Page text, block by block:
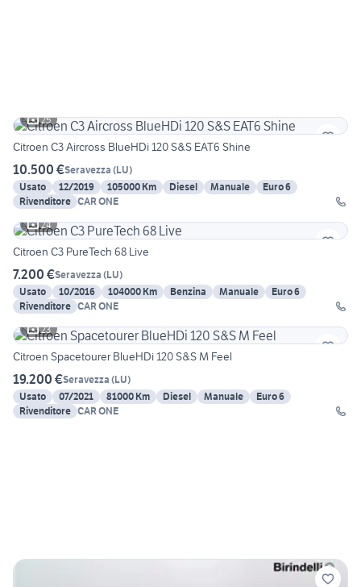
25
Citroen C3 Aircross BlueHDi 120 S&S EAT6 Shine
10.500 €Seravezza (LU)
Usato
12/2019 105000 Km Diesel Manuale
Euro 6
Rivenditore CAR ONE
24
Citroen C3 PureTech 68 Live
7.200 €Seravezza (LU)
Usato
10/2016 104000 Km Benzina Manuale
Euro 6
Rivenditore CAR ONE
23
Citroen Spacetourer BlueHDi 120 S&S M Feel
19.200 €Seravezza (LU)
Usato
07/2021 81000 Km Diesel Manuale
Euro 6
Rivenditore CAR ONE